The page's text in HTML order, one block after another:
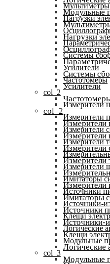
Мультиметры
Нагрузки
Системы
Усилители
Частотомеры
col_2
Измерители
Измерители
Измерители
Измерители
Измерители
Имитаторы
Источники
Источники-
Клещи
Логические
Модульные
col_3
Модульные
Нагрузки
Системы
Усилители
col_2
Измерители
Измерители
Измерители
Измерители
Имитаторы
Источники
Источники-
Клещи
Логические
Модульные